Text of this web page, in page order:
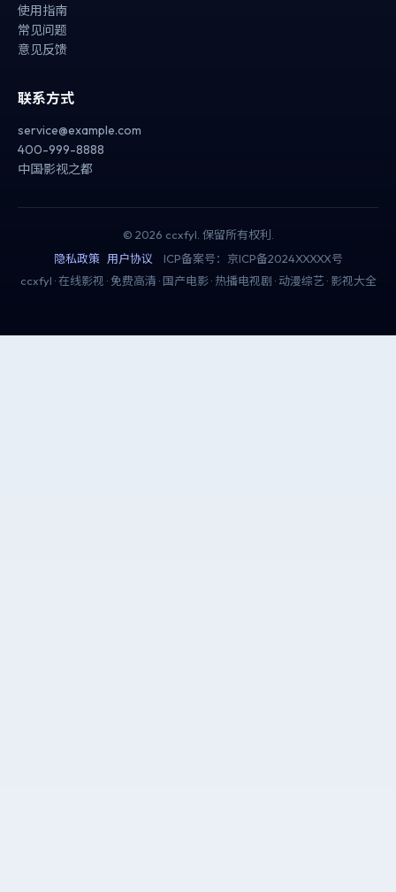
使用指南
常见问题
意见反馈
联系方式
service@example.com
400-999-8888
中国·影视之都
© 2026 ccxfyl . 保留所有权利.
隐私政策 用户协议
ICP备案号：京ICP备2024XXXXX号
ccxfyl · 在线影视 · 免费高清 · 国产电影 · 热播电视剧 · 动漫综艺 · 影视大全